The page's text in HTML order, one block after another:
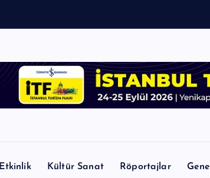
Etkinlik Kültür Sanat Röportajlar Genel